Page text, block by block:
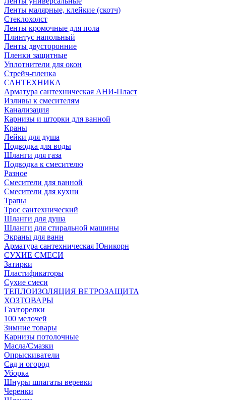
Ленты малярные, клейкие (скотч)
Стеклохолст
Ленты кромочные для пола
Плинтус напольный
Ленты двусторонние
Пленки защитные
Уплотнители для окон
Стрейч-пленка
САНТЕХНИКА
Арматура сантехническая АНИ-Пласт
Изливы к смесителям
Канализация
Карнизы и шторки для ванной
Краны
Лейки для душа
Подводка для воды
Шланги для газа
Подводка к смесителю
Разное
Смесители для ванной
Смесители для кухни
Трапы
Трос сантехнический
Шланги для душа
Шланги для стиральной машины
Экраны для ванн
Арматура сантехническая Юникорн
СУХИЕ СМЕСИ
Затирки
Пластификаторы
Сухие смеси
ТЕПЛОИЗОЛЯЦИЯ ВЕТРОЗАЩИТА
ХОЗТОВАРЫ
Газ/горелки
100 мелочей
Зимние товары
Карнизы потолочные
Масла/Смазки
Опрыскиватели
Сад и огород
Уборка
Шнуры шпагаты веревки
Черенки